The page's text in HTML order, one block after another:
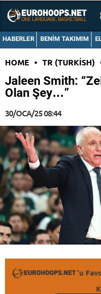
HABERLER BENIM TAKIMIM
HOME • TR (TURKISH)
Jaleen Smith:
Olan Şey…”
30/OCA/25 08:44
'u